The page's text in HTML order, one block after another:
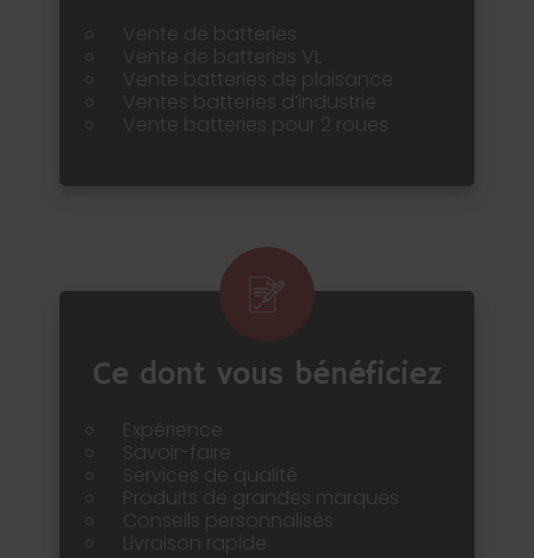
Vente de batteries
Vente de batteries VL
Vente batteries de plaisance
Ventes batteries d’industrie
Vente batteries pour 2 roues
Ce dont vous bénéficiez
Expérience
Savoir-faire
Services de qualité
Produits de grandes marques
Conseils personnalisés
Livraison rapide